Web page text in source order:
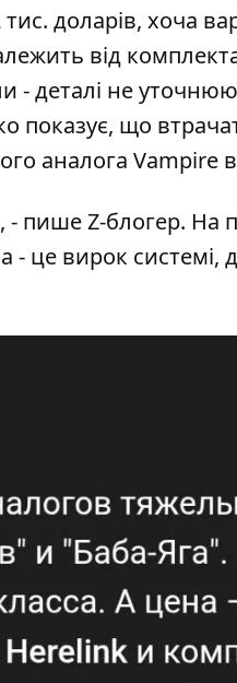
доларів, хоча
від
деталі не
показує, що
аналога Vampire в
- пише Z-блогер. На
- це вирок